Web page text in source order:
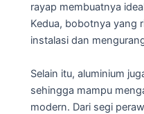
rayap membuatnya
Kedua, bobotnya yang
instalasi dan
Selain itu, aluminium
sehingga mampu
modern. Dari segi